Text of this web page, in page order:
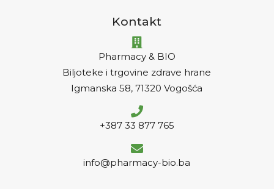
Kontakt
Pharmacy & BIO
Biljoteke i trgovine zdrave hrane
Igmanska 58, 71320 Vogošća
+387 33 877 765
info@pharmacy-bio.ba